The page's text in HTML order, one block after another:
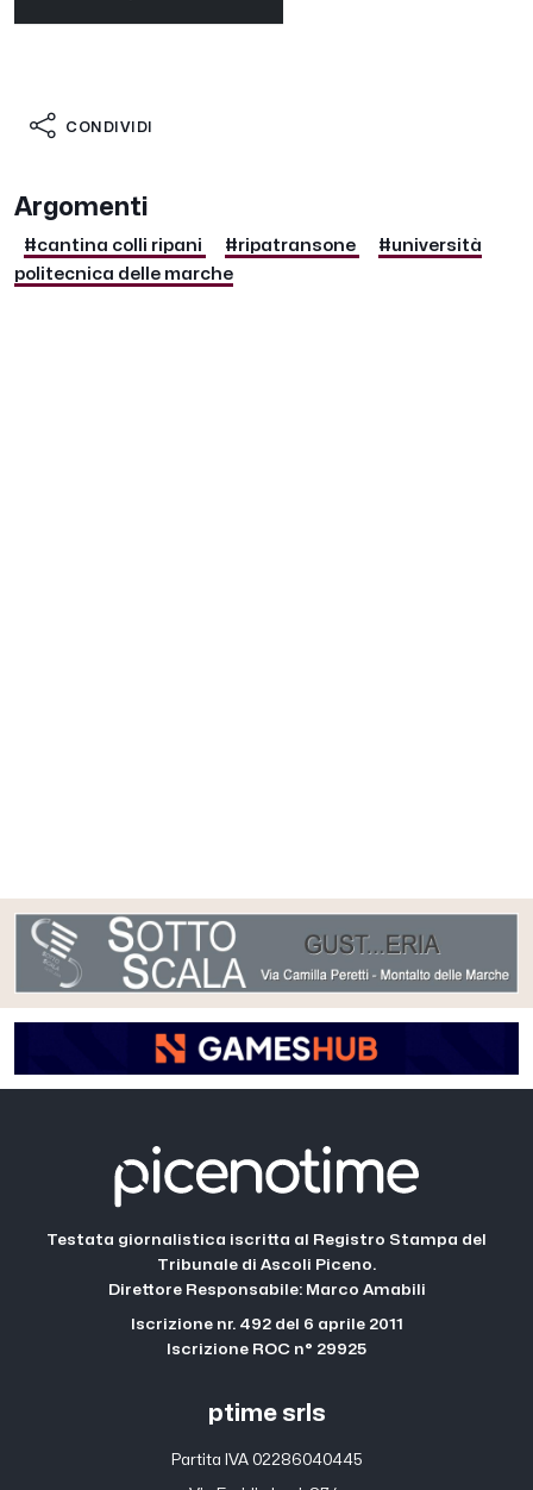
CONDIVIDI
Argomenti
#cantina colli ripani #ripatransone
#università
politecnica delle marche
Testata giornalistica iscritta al Registro Stampa del
Tribunale di Ascoli Piceno.
Direttore Responsabile: Marco Amabili
Iscrizione nr. 492 del 6 aprile 2011
Iscrizione ROC n° 29925
ptime srls
Partita IVA 02286040445